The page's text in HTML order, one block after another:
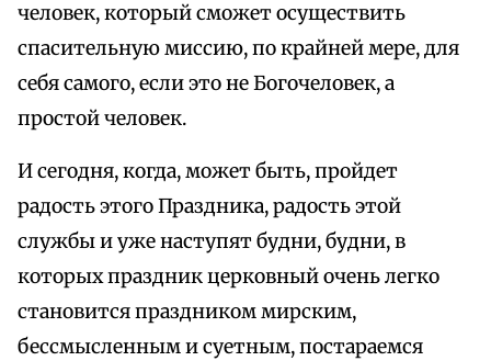
человек, который сможет осуществить
спасительную миссию, по крайней мере, для
себя самого, если это не Богочеловек, а
простой человек.
И сегодня, когда, может быть, пройдет
радость этого Праздника, радость этой
службы и уже наступят будни, будни, в
которых праздник церковный очень легко
становится праздником мирским,
бессмысленным и суетным, постараемся